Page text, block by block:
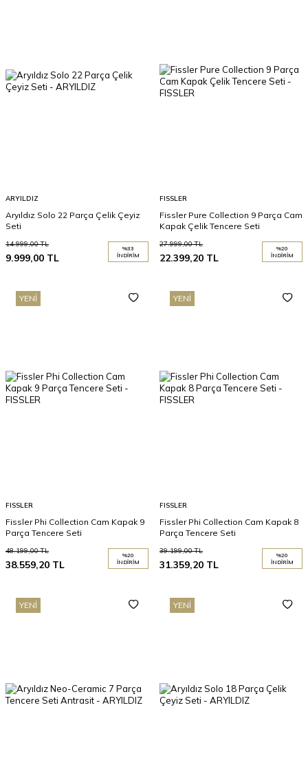
ARYILDIZ
Aryıldız Solo 22 Parça Çelik Çeyiz
Seti
14.999,00TL
9.999,00 TL
%33
İNDIRIM
FISSLER
Fissler Pure Collection 9 Parça Cam
Kapak Çelik Tencere Seti
27.999,00TL
22.399,20 TL
%20
İNDIRIM
YENI
FISSLER
Fissler Phi Collection Cam Kapak 9
Parça Tencere Seti
48.199,00TL
38.559,20 TL
%20
İNDIRIM
YENI
FISSLER
Fissler Phi Collection Cam Kapak 8
Parça Tencere Seti
39.199,00TL
31.359,20 TL
%20
İNDIRIM
YENI YENI